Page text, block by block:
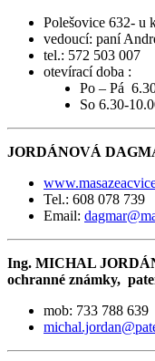
Polešovice 632- u
vedoucí: paní
tel.: 572 503 007
otevírací doba :
Po – Pá
So 6.30-
JORDÁNOVÁ
Tel.: 608 078 739
Email:
Ing. MICHAL
ochranné známky,
mob: 733 788 639